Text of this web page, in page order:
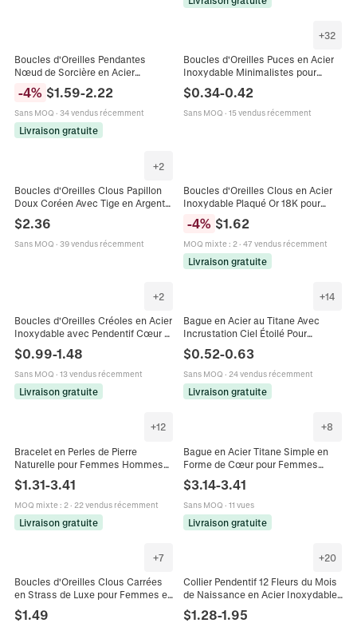
Boucles d'Oreilles Pendantes
Nœud de Sorcière en Acier
Inoxydable Avec Strass Noir Nœud
Celtique Bijoux Pour Femme
-4% $1.59-2.22
Sans MOQ · 34 vendus récemment
Livraison gratuite
+32
Boucles d'Oreilles Puces en Acier
Inoxydable Minimalistes pour
Femmes Origami Grue Renne Rose
Ciseaux Bijoux de Mode Animaux
$0.34-0.42
Sans MOQ · 15 vendus récemment
+2
Boucles d'Oreilles Clous Papillon
Doux Coréen Avec Tige en Argent
Sterling 925 Cuivre Strass Bijoux
pour Femme Cadeau
$2.36
Sans MOQ · 39 vendus récemment
Boucles d'Oreilles Clous en Acier
Inoxydable Plaqué Or 18K pour
Femmes Style Géométrique
Minimaliste Plume et Goutte d'Eau
avec Tige Argent 925
-4% $1.62
MOQ mixte: 2· 47 vendus récemment
Livraison gratuite
+2
Boucles d'Oreilles Créoles en Acier
Inoxydable avec Pendentif Cœur et
Serpent pour Femmes Or Argent
Bijoux Serpent
$0.99-1.48
Sans MOQ · 13 vendus récemment
Livraison gratuite
+14
Bague en Acier au Titane Avec
Incrustation Ciel Étoilé Pour
Homme Femme 8mm Mat Mode
Couple Alliance Bijoux Cadeau
$0.52-0.63
Sans MOQ · 24 vendus récemment
Livraison gratuite
+12
Bracelet en Perles de Pierre
Naturelle pour Femmes Hommes
Perles Bracelet Élastique Bijoux
Vintage
$1.31-3.41
MOQ mixte: 2· 22 vendus récemment
Livraison gratuite
+8
Bague en Acier Titane Simple en
Forme de Cœur pour Femmes
de Strass Cadeau de Mariage
$3.14-3.41
Sans MOQ · 11 vues
Livraison gratuite
+7
Boucles d'Oreilles Clous Carrées
en Strass de Luxe pour Femmes en
Cuivre Géométrique Halo Avec Tige
en Argent Sterling 925 Bijoux
$1.49
+20
Collier Pendentif 12 Fleurs du Mois
de Naissance en Acier Inoxydable
Or Argent Émail Floral pour Femme
Bijoux Cadeau
$1.28-1.95